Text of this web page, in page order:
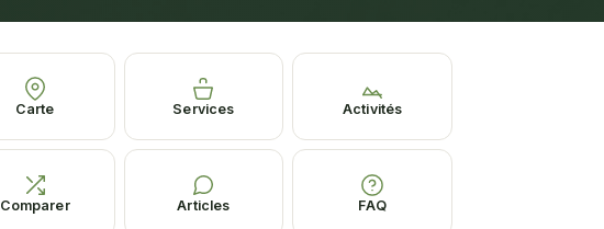
Carte Services Activités
Comparer Articles FAQ